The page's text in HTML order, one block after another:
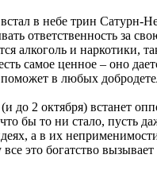
в небе трин Сатурн-
ответственность за
алкоголь и наркотики,
самое ценное – оно
в любых
до 2 октября) встанет
что бы то ни стало,
а в их
это богатство